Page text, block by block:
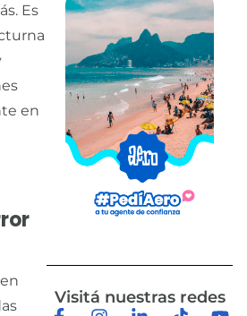
Es
en
Visitá nuestras redes